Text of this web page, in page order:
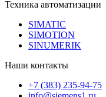
Техника автоматизации
SIMATIC
SIMOTION
SINUMERIK
Наши контакты
+7 (383) 235-94-75